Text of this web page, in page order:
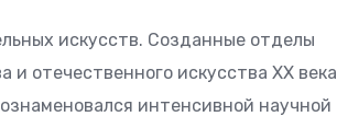
искусств. Созданные отделы
отечественного искусства XX века
интенсивной научной